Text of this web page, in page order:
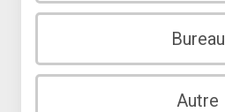
Bureau
Autre